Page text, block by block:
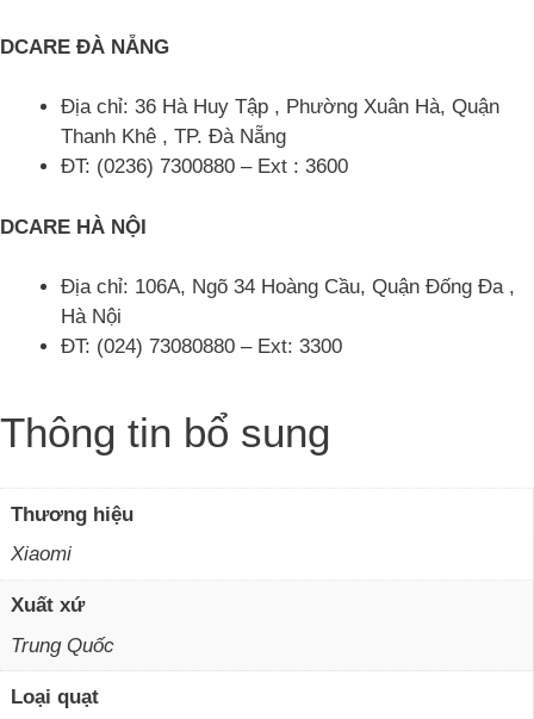
DCARE ĐÀ NẴNG
Địa chỉ: 36 Hà Huy Tập , Phường Xuân Hà, Quận
Thanh Khê , TP. Đà Nẵng
ĐT: (0236) 7300880 – Ext : 3600
DCARE HÀ NỘI
Địa chỉ: 106A, Ngõ 34 Hoàng Cầu, Quận Đống Đa ,
Hà Nội
ĐT: (024) 73080880 – Ext: 3300
Thông tin bổ sung
Thương hiệu
Xiaomi
Xuất xứ
Trung Quốc
Loại quạt